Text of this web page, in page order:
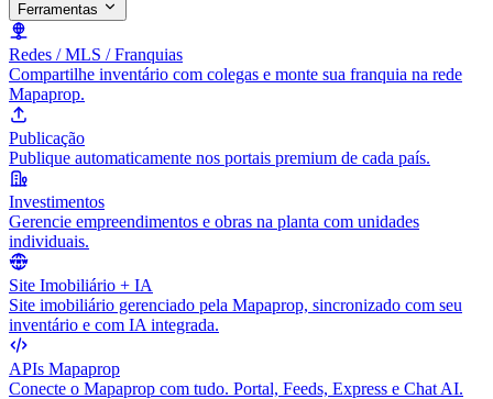
Ferramentas
Redes / MLS / Franquias
Compartilhe inventário com colegas e monte sua franquia na rede
Mapaprop.
Publicação
Publique automaticamente nos portais premium de cada país.
Investimentos
Gerencie empreendimentos e obras na planta com unidades
individuais.
Site Imobiliário + IA
Site imobiliário gerenciado pela Mapaprop, sincronizado com seu
inventário e com IA integrada.
APIs Mapaprop
Conecte o Mapaprop com tudo. Portal, Feeds, Express e Chat AI.